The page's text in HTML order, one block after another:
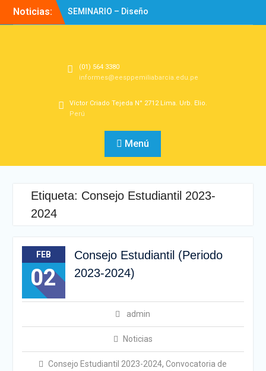
Noticias:
SEMINARIO – Diseño
Experiencias de
(01) 564 3380
informes@eesppemiliabarcia.edu.pe
Víctor Criado Tejeda N° 2712 Lima. Urb. Elio.
Perú
Menú
Etiqueta: Consejo Estudiantil 2023-
2024
FEB
02
Consejo Estudiantil (Periodo
2023-2024)
admin
Noticias
Consejo Estudiantil 2023-2024,Convocatoria de